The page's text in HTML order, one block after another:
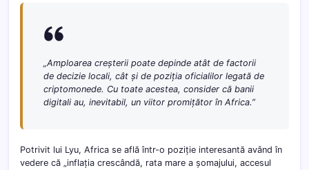
„Amploarea creșterii poate depinde atât de factorii
de decizie locali, cât și de poziția oficialilor legată de
criptomonede. Cu toate acestea, consider că banii
digitali au, inevitabil, un viitor promițător în Africa.”
Potrivit lui Lyu, Africa se află într-o poziție interesantă având în
vedere că „inflația crescândă, rata mare a șomajului, accesul